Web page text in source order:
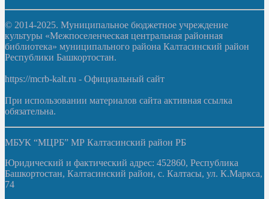
© 2014-2025. Муниципальное бюджетное учреждение
культуры «Межпоселенческая центральная районная
библиотека» муниципального района Калтасинский район
Республики Башкортостан.
https://mcrb-kalt.ru - Официальный сайт
При использовании материалов сайта активная ссылка
обязательна.
МБУК “МЦРБ” МР Калтасинский район РБ
Юридический и фактический адрес: 452860, Республика
Башкортостан, Калтасинский район, с. Калтасы, ул. К.Маркса,
74